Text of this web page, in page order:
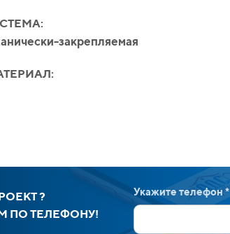
закрепляемая
?
ПО ТЕЛЕФОНУ!
Укажите телефон *